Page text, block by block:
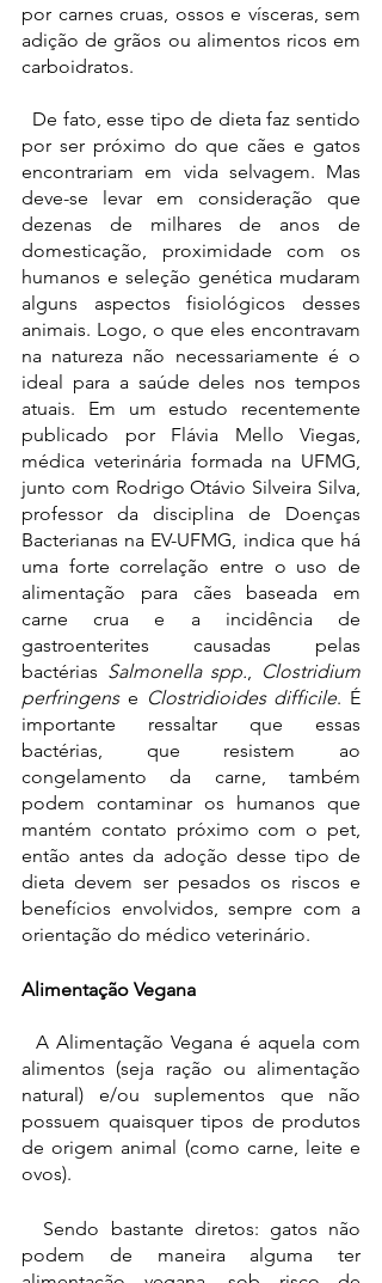
por carnes cruas, ossos e vísceras, sem
adição de grãos ou alimentos ricos em
carboidratos.
por ser próximo do que cães e gatos
encontrariam em vida selvagem. Mas
deve-se levar em consideração que
dezenas de milhares de anos de
domesticação, proximidade com os
humanos e seleção genética mudaram
alguns aspectos fisiológicos desses
animais. Logo, o que eles encontravam
na natureza não necessariamente é o
ideal para a saúde deles nos tempos
atuais. Em um estudo recentemente
publicado
por Flávia Mello Viegas,
médica veterinária formada na UFMG,
junto com Rodrigo Otávio Silveira Silva,
professor da disciplina de Doenças
Bacterianas na EV-UFMG, indica que há
uma forte correlação entre o uso de
alimentação para cães baseada em
carne crua e a incidência de
gastroenterites causadas pelas
bactérias Salmonella spp., Clostridium
perfringens e Clostridioides difficile. É
importante ressaltar que essas
bactérias, que resistem ao
congelamento da carne, também
podem contaminar os humanos que
mantém contato próximo com o pet,
então antes da adoção desse tipo de
dieta devem ser pesados os riscos e
benefícios envolvidos, sempre com a
orientação do médico veterinário.
Alimentação Vegana
alimentos (seja ração ou alimentação
natural) e/ou suplementos que não
possuem quaisquer tipos de produtos
de origem animal (como carne, leite e
ovos).
podem de maneira alguma ter